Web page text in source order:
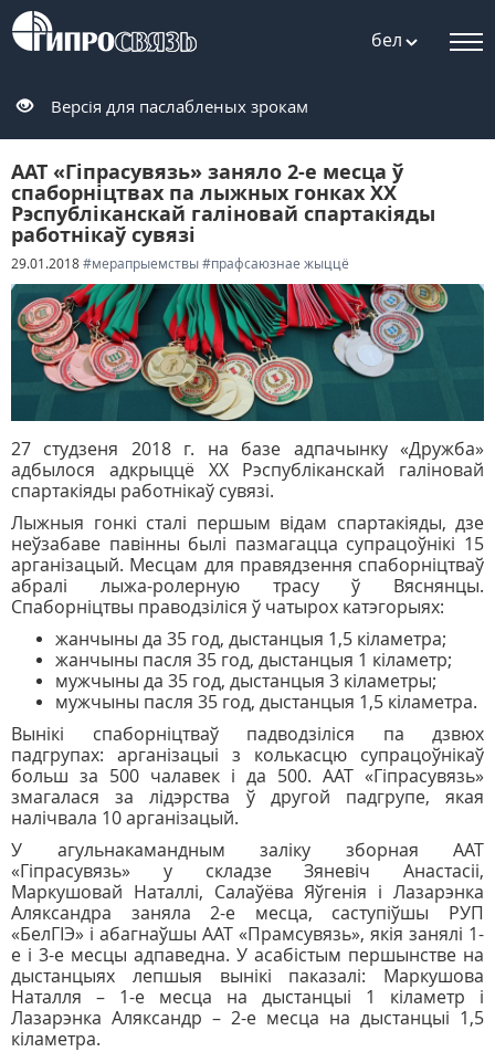
бел
Версія для паслабленых зрокам
ААТ «Гіпрасувязь» заняло 2-е месца ў
спаборніцтвах па лыжных гонках XX
Рэспубліканскай галіновай спартакіяды
работнікаў сувязі
29.01.2018#мерапрыемствы#прафсаюзнае жыццё
27 студзеня 2018 г. на базе адпачынку «Дружба»
адбылося адкрыццё XX Рэспубліканскай галіновай
спартакіяды работнікаў сувязі.
Лыжныя гонкі сталі першым відам спартакіяды, дзе
неўзабаве павінны былі пазмагацца супрацоўнікі 15
арганізацый. Месцам для правядзення спаборніцтваў
абралі лыжа-ролерную трасу ў Вяснянцы.
Спаборніцтвы праводзіліся ў чатырох катэгорыях:
жанчыны да 35 год, дыстанцыя 1,5 кіламетра;
жанчыны пасля 35 год, дыстанцыя 1 кіламетр;
мужчыны да 35 год, дыстанцыя 3 кіламетры;
мужчыны пасля 35 год, дыстанцыя 1,5 кіламетра.
Вынікі спаборніцтваў падводзіліся па дзвюх
падгрупах: арганізацыі з колькасцю супрацоўнікаў
больш за 500 чалавек і да 500. ААТ «Гіпрасувязь»
змагалася за лідэрства ў другой падгрупе, якая
налічвала 10 арганізацый.
У агульнакамандным заліку зборная ААТ
«Гіпрасувязь» у складзе Зяневіч Анастасіі,
Маркушовай Наталлі, Салаўёва Яўгенія і Лазарэнка
Аляксандра заняла 2-е месца, саступіўшы РУП
«БелГІЭ» і абагнаўшы ААТ «Прамсувязь», якія занялі 1-
е і 3-е месцы адпаведна. У асабістым першынстве на
дыстанцыях лепшыя вынікі паказалі: Маркушова
Наталля – 1-е месца на дыстанцыі 1 кіламетр і
Лазарэнка Аляксандр – 2-е месца на дыстанцыі 1,5
кіламетра.